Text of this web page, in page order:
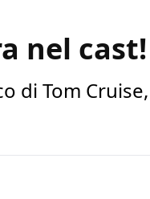
nel cast!
di Tom Cruise,